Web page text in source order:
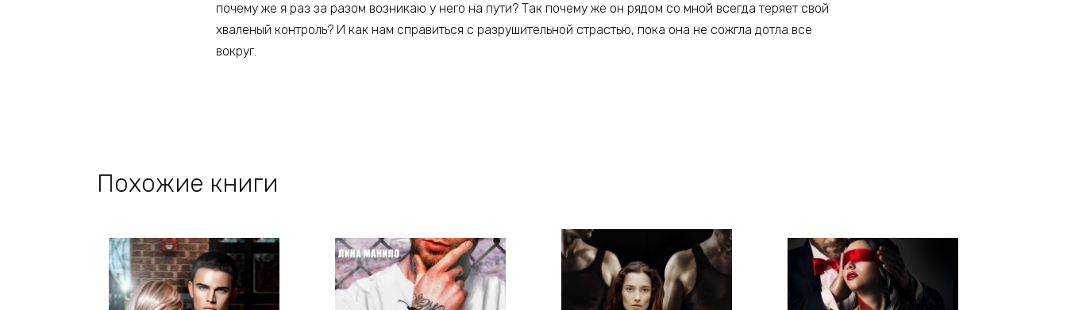
почему же я раз за разом возникаю у него на пути? Так почему же он рядом со мной всегда теряет свой
хваленый контроль? И как нам справиться с разрушительной страстью, пока она не сожгла дотла все
вокруг.
Похожие книги